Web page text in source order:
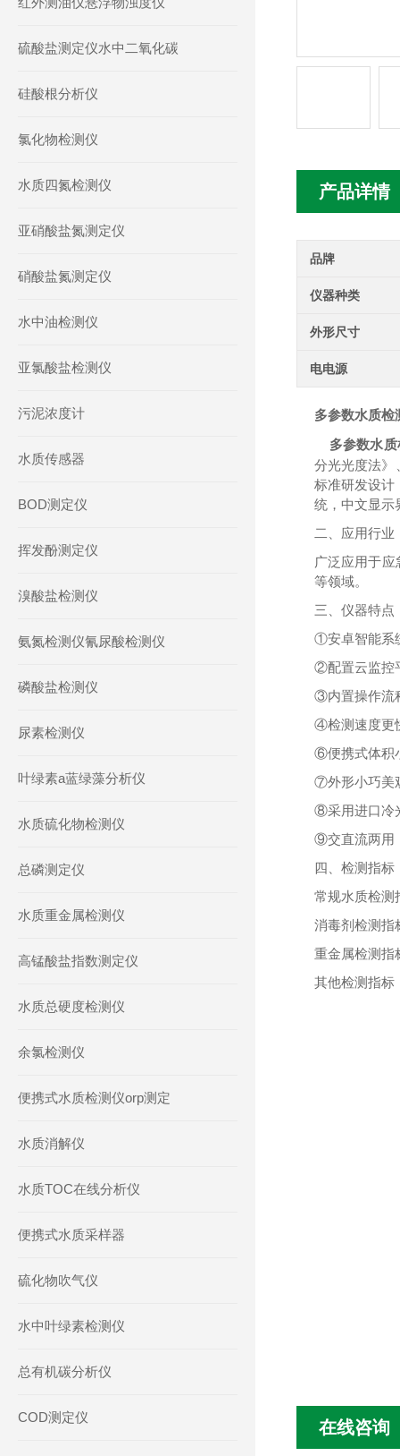
产品详情
品牌
仪器种类
外形尺寸
电电源
多参数水质检
多参数水质
分光光度法》
标准研发设计
统，中文显示
二、应用行业
广泛应用于
等领域。
三、仪器特点
①安卓智能系
②配置云监控
③内置操作流
④检测速度更
⑥便携式体积
⑦外形小巧美
⑧采用进口冷
⑨交直流两用
四、检测指标
常规水质检测
消毒剂检测指
重金属检测指
其他检测指标
在线咨询
硫酸盐测定仪水中二氧化碳
硅酸根分析仪
氯化物检测仪
水质四氮检测仪
亚硝酸盐氮测定仪
硝酸盐氮测定仪
水中油检测仪
亚氯酸盐检测仪
污泥浓度计
水质传感器
BOD测定仪
挥发酚测定仪
溴酸盐检测仪
氨氮检测仪氰尿酸检测仪
磷酸盐检测仪
尿素检测仪
叶绿素a蓝绿藻分析仪
水质硫化物检测仪
总磷测定仪
水质重金属检测仪
高锰酸盐指数测定仪
水质总硬度检测仪
余氯检测仪
便携式水质检测仪orp测定
水质消解仪
水质TOC在线分析仪
便携式水质采样器
硫化物吹气仪
水中叶绿素检测仪
总有机碳分析仪
COD测定仪